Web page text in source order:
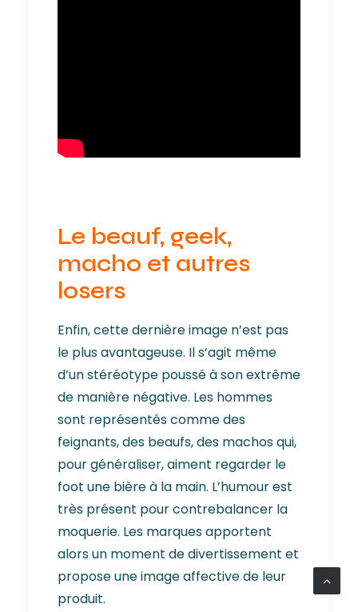
Le beauf, geek,
macho et autres
losers
Enfin, cette dernière image n’est pas
le plus avantageuse. Il s’agit même
d’un stéréotype poussé à son extrême
de manière négative. Les hommes
sont représentés comme des
feignants, des beaufs, des machos qui,
pour généraliser, aiment regarder le
foot une bière à la main. L’humour est
très présent pour contrebalancer la
moquerie. Les marques apportent
alors un moment de divertissement et
propose une image affective de leur
produit.